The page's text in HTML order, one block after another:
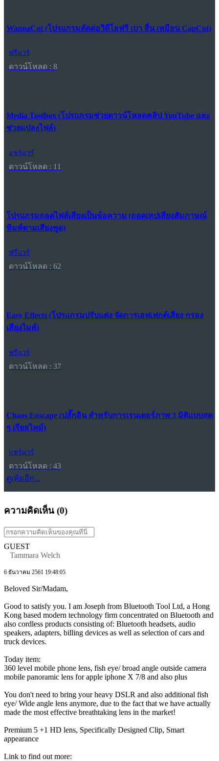
WannaCut (โปรแกรมตัดต่อวิดีโอฟรี เบา ลื่น เหมือน CapCut)
ฟรีแวร์
ดาวน์โหลด : 8
Media Toolbox (โปรแกรมช่วยดาวน์โหลดคลิป YouTube และ
ช่วยแปลงไฟล์)
แชร์แวร์
ดาวน์โหลด : 11
โปรแกรมถอดไฟล์เสียงเป็นข้อความ (ถอดเทปเสียงสัมภาษณ์
พิมพ์ตามเสียงพูด)
ฟรีแวร์
ดาวน์โหลด : 62
Easy Effects (โปรแกรมปรับแต่ง จัดการเอฟเฟกต์เสียง กรอง
เสียงไมค์)
ฟรีแวร์
ดาวน์โหลด : 37
Chaos Enscape (ปลั๊กอิน สำหรับการเรนเดอร์ภาพ 3 มิติแบบสด
ๆ เรียลไทม์)
แชร์แวร์
ดาวน์โหลด : 43
ดูเพิ่มอีก...
ความคิดเห็น (0)
GUEST
Tammara Welch
6 ธันวาคม 2561 19:48:05
Beloved Sir/Madam,
Good to satisfy you. I am Joseph from Bluetooth Tool Ltd, a Hong
Kong based modern technology firm concentrated on Bluetooth and
also cordless products consisting of: Bluetooth headsets, audio
speakers, adapters, billing devices as well as selection of cars and
truck devices.
Today item:
360 level mobile phone lens, fish eye/ broad angle outside camera
mobile panoramic lens for apple iphone X 7/8 and also plus
You don't need to bring your heavy DSLR and also additional fish
eye/ Wide angle lens anymore, due to the fact that we have actually
made the most effective breathtaking lens in the market!
Premium 5 +1 HD lens, Specifically Designed Clip, Smart
appearance
Link to find out more: